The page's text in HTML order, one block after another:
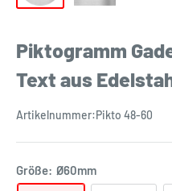
Piktogramm
Text aus
Artikelnummer:Pikto 48-60
Größe: Ø60mm